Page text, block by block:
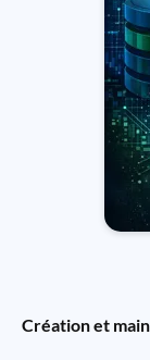
Création et